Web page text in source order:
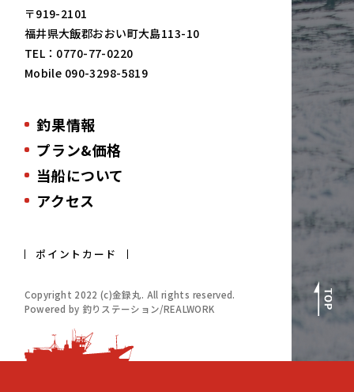
〒919-2101
福井県大飯郡おおい町大島113-10
TEL： 0770-77-0220
Mobile 090-3298-5819
釣果情報
プラン&価格
当船について
アクセス
ポイントカード
Copyright 2022 (c)金録丸. All rights reserved.
Powered by 釣りステーション/REALWORK